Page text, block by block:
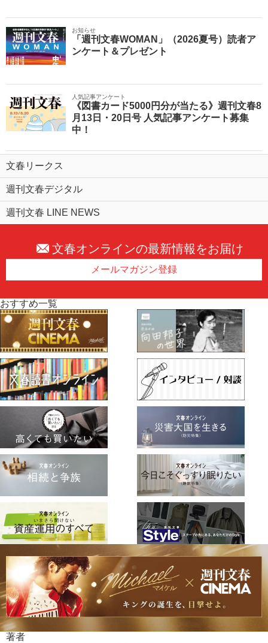
お知らせ
「週刊文春WOMAN」（2026夏号）読者ア
ンケート＆プレゼント
人気記事アンケート
《図書カード5000円分が当たる》週刊文春8
月13日・20日号 人気記事アンケート募集
中！
文春リークス
週刊文春デジタル
週刊文春 LINE NEWS
文春オンラインの最新情報をお届け
メールマガジン登録
おすすめ一覧
著者